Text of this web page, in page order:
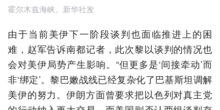
霍尔木兹海峡。新华社发
由于当前美伊下一阶段谈判也面临推进上的困
难，赵军告诉南都记者，此次黎以谈判的情况也
会对美伊局势产生影响。“但更多是‘间接牵动’而
非‘绑定’。黎巴嫩战线已经复杂化了巴基斯坦调解
美伊的努力。伊朗方面曾要求把以色列对真主党